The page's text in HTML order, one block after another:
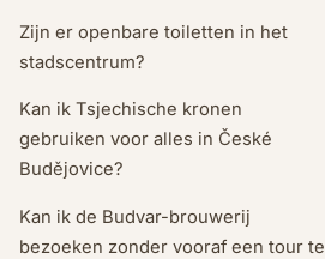
Zijn er openbare toiletten in het
stadscentrum?
Kan ik Tsjechische kronen
gebruiken voor alles in České
Budějovice?
Kan ik de Budvar-brouwerij
bezoeken zonder vooraf een tour te